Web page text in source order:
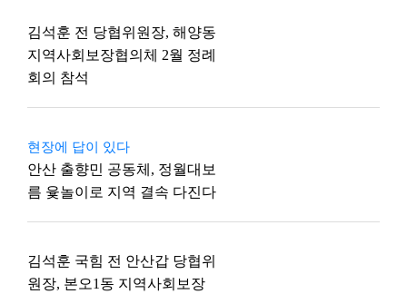
김석훈 전 당협위원장, 해양동
지역사회보장협의체 2월 정례
회의 참석
현장에 답이 있다
안산 출향민 공동체, 정월대보
름 윷놀이로 지역 결속 다진다
김석훈 국힘 전 안산갑 당협위
원장, 본오1동 지역사회보장